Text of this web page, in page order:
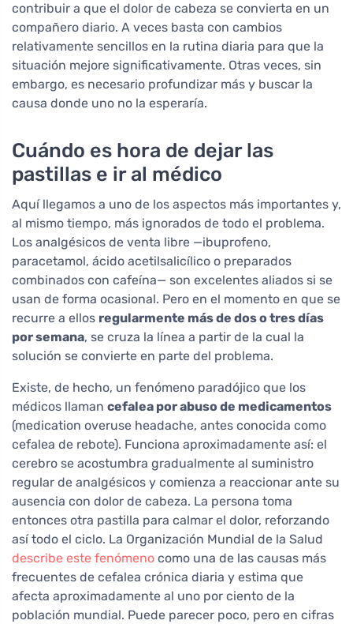
contribuir a que el dolor de cabeza se convierta en un
compañero diario. A veces basta con cambios
relativamente sencillos en la rutina diaria para que la
situación mejore significativamente. Otras veces, sin
embargo, es necesario profundizar más y buscar la
causa donde uno no la esperaría.
Cuándo es hora de dejar las
pastillas e ir al médico
Aquí llegamos a uno de los aspectos más importantes y,
al mismo tiempo, más ignorados de todo el problema.
Los analgésicos de venta libre —ibuprofeno,
paracetamol, ácido acetilsalicílico o preparados
combinados con cafeína— son excelentes aliados si se
usan de forma ocasional. Pero en el momento en que se
recurre a ellos regularmente más de dos o tres días
por semana, se cruza la línea a partir de la cual la
solución se convierte en parte del problema.
Existe, de hecho, un fenómeno paradójico que los
médicos llaman cefalea por abuso de medicamentos
(medication overuse headache, antes conocida como
cefalea de rebote). Funciona aproximadamente así: el
cerebro se acostumbra gradualmente al suministro
regular de analgésicos y comienza a reaccionar ante su
ausencia con dolor de cabeza. La persona toma
entonces otra pastilla para calmar el dolor, reforzando
así todo el ciclo. La Organización Mundial de la Salud
describe este fenómeno como una de las causas más
frecuentes de cefalea crónica diaria y estima que
afecta aproximadamente al uno por ciento de la
población mundial. Puede parecer poco, pero en cifras